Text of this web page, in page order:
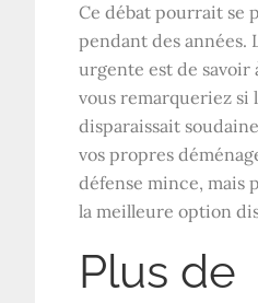
Ce débat pourrait se
pendant des années.
urgente est de savoir
vous remarqueriez si
disparaissait
vos propres
défense mince, mais
la meilleure option
Plus de